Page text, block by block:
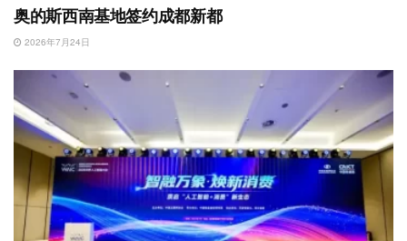
奥的斯西南基地签约成都新都
2026年7月24日